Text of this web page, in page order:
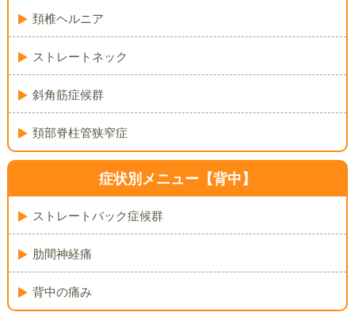
頚椎ヘルニア
ストレートネック
斜角筋症候群
頚部脊柱管狭窄症
症状別メニュー【背中】
ストレートバック症候群
肋間神経痛
背中の痛み